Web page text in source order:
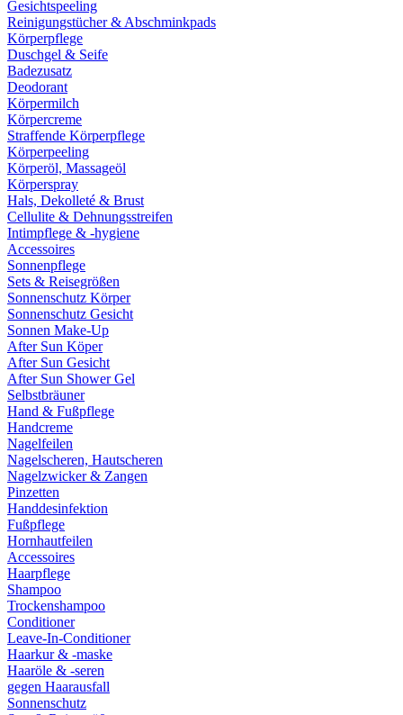
Gesichtspeeling
Reinigungstücher & Abschminkpads
Körperpflege
Duschgel & Seife
Badezusatz
Deodorant
Körpermilch
Körpercreme
Straffende Körperpflege
Körperpeeling
Körperöl, Massageöl
Körperspray
Hals, Dekolleté & Brust
Cellulite & Dehnungsstreifen
Intimpflege & -hygiene
Accessoires
Sonnenpflege
Sets & Reisegrößen
Sonnenschutz Körper
Sonnenschutz Gesicht
Sonnen Make-Up
After Sun Köper
After Sun Gesicht
After Sun Shower Gel
Selbstbräuner
Hand & Fußpflege
Handcreme
Nagelfeilen
Nagelscheren, Hautscheren
Nagelzwicker & Zangen
Pinzetten
Handdesinfektion
Fußpflege
Hornhautfeilen
Accessoires
Haarpflege
Shampoo
Trockenshampoo
Conditioner
Leave-In-Conditioner
Haarkur & -maske
Haaröle & -seren
gegen Haarausfall
Sonnenschutz